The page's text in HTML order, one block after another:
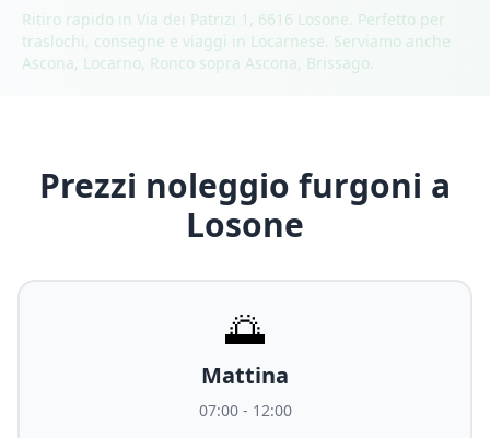
Ritiro rapido in Via dei Patrizi 1, 6616 Losone. Perfetto per
traslochi, consegne e viaggi in Locarnese. Serviamo anche
Ascona, Locarno, Ronco sopra Ascona, Brissago.
Prezzi noleggio furgoni a
Losone
🌅
Mattina
07:00 - 12:00